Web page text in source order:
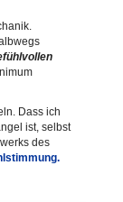
Dass ich
ist, selbst
des